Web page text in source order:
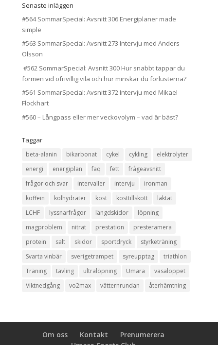
Senaste inläggen
#564 SommarSpecial: Avsnitt 306 Energiplaner made
simple
#563 SommarSpecial: Avsnitt 273 Intervju med Anders
Olsson
#562 SommarSpecial: Avsnitt 300 Hur snabbt tappar du
formen vid ofrivillig vila och hur minskar du förlusterna?
#561 SommarSpecial: Avsnitt 372 Intervju med Mikael
Flockhart
#560 – Långpass eller mer veckovolym – vad är bäst?
Taggar
beta-alanin bikarbonat cykel cykling
elektrolyter
energi
energiplan faq fett
frågeavsnitt
frågor och svar
intervaller intervju
ironman
koffein
kolhydrater kost kosttillskott
laktat
LCHF
lyssnarfrågor längdskidor
löpning
magproblem
nitrat prestation
presteramera
protein
salt skidor sportdryck
styrketräning
Svarta vinbär
sverigetrampet syreupptag
triathlon
Träning
tävling ultralöpning Umara
vasaloppet
Viktnedgång
vo2max vätternrundan återhämtning
Om oss Kontakt
Prenumerera